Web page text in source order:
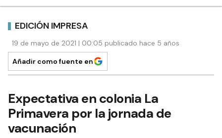
EDICIÓN IMPRESA
19 de mayo de 2021 | 00:05 publicado hace 5 años
Añadir como fuente en
Expectativa en colonia La
Primavera por la jornada de
vacunación